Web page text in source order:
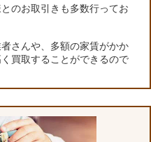
のお取引きも多数行ってお
さんや、多額の家賃がかか
買取することができるので